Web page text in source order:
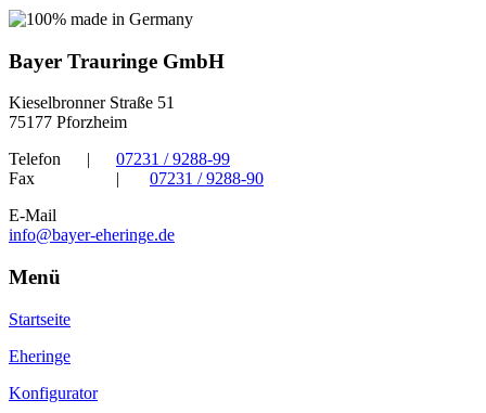
Bayer Trauringe GmbH
Kieselbronner Straße 51
75177 Pforzheim
Telefon
|
07231 / 9288-99
Fax
|
07231 / 9288-90
E-Mail
info@bayer-eheringe.de
Menü
Startseite
Eheringe
Konfigurator